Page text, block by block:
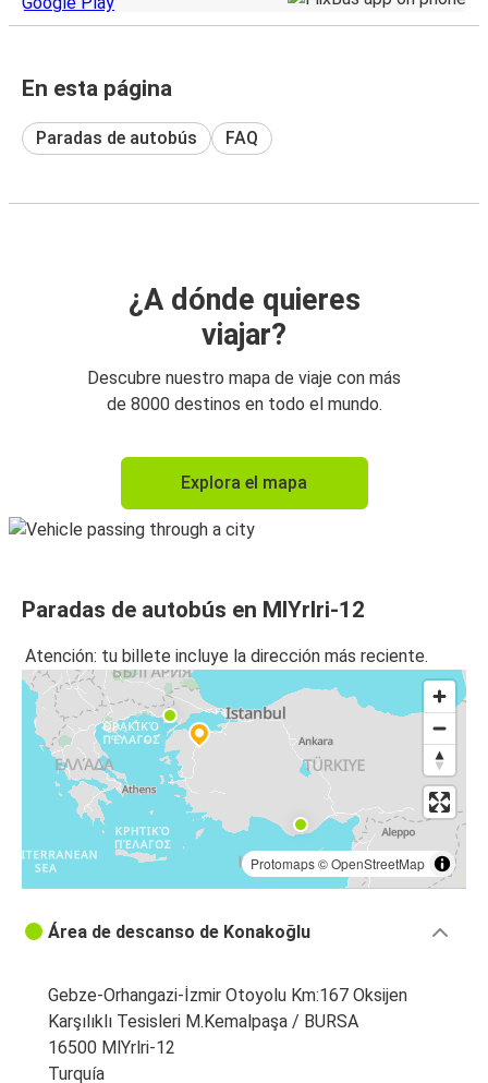
En esta página
Paradas de autobús FAQ
¿A dónde quieres
viajar?
Descubre nuestro mapa de viaje con más
de 8000 destinos en todo el mundo.
Explora el mapa
Paradas de autobús en MlYrlri-12
Atención: tu billete incluye la dirección más reciente.
Protomaps©OpenStreetMap
Área de descanso de Konakoğlu
Gebze-Orhangazi-İzmir Otoyolu Km:167 Oksijen
Karşılıklı Tesisleri M.Kemalpaşa / BURSA
16500 MlYrlri-12
Turquía